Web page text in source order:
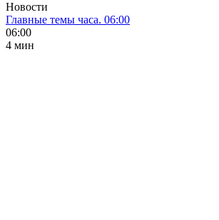
Новости
Главные темы часа. 06:00
06:00
4 мин